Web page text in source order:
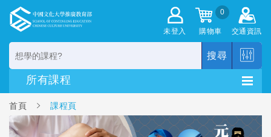
未登入
0
購物車 交通資訊
搜尋
首頁 課程頁